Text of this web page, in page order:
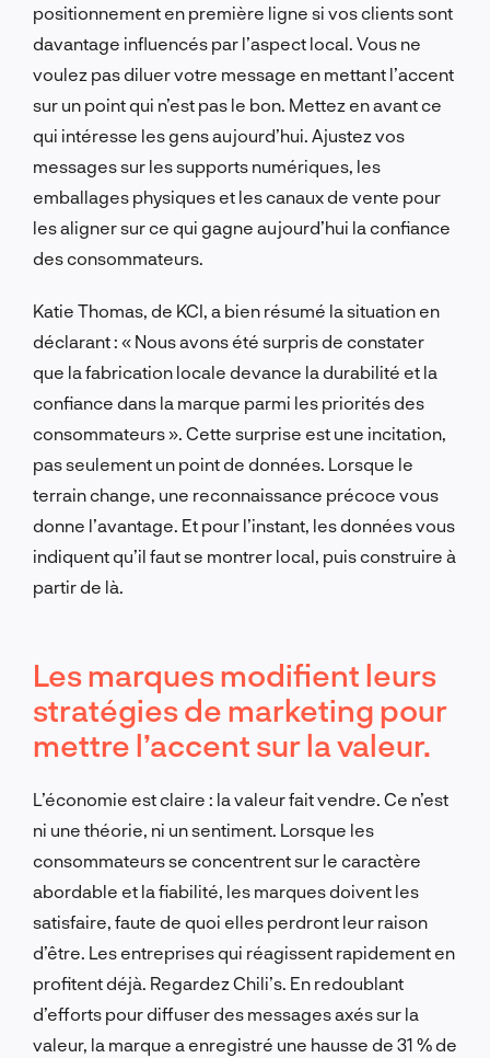
positionnement en première ligne si vos clients sont
davantage influencés par l’aspect local. Vous ne
voulez pas diluer votre message en mettant l’accent
sur un point qui n’est pas le bon. Mettez en avant ce
qui intéresse les gens aujourd’hui. Ajustez vos
messages sur les supports numériques, les
emballages physiques et les canaux de vente pour
les aligner sur ce qui gagne aujourd’hui la confiance
des consommateurs.
Katie Thomas, de KCI, a bien résumé la situation en
déclarant : « Nous avons été surpris de constater
que la fabrication locale devance la durabilité et la
confiance dans la marque parmi les priorités des
consommateurs ». Cette surprise est une incitation,
pas seulement un point de données. Lorsque le
terrain change, une reconnaissance précoce vous
donne l’avantage. Et pour l’instant, les données vous
indiquent qu’il faut se montrer local, puis construire à
partir de là.
Les marques modifient leurs
stratégies de marketing pour
mettre l’accent sur la valeur.
L’économie est claire : la valeur fait vendre. Ce n’est
ni une théorie, ni un sentiment. Lorsque les
consommateurs se concentrent sur le caractère
abordable et la fiabilité, les marques doivent les
satisfaire, faute de quoi elles perdront leur raison
d’être. Les entreprises qui réagissent rapidement en
profitent déjà. Regardez Chili’s. En redoublant
d’efforts pour diffuser des messages axés sur la
valeur, la marque a enregistré une hausse de 31 % de